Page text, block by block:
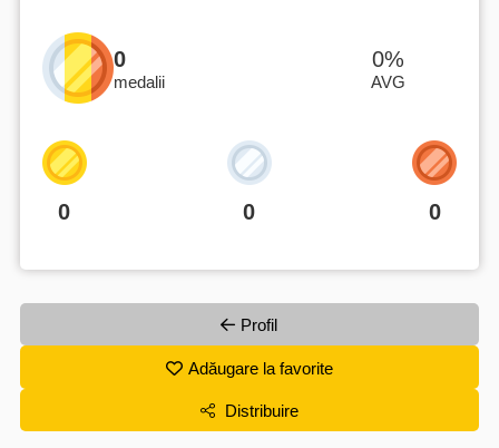
0
medalii
0%
AVG
0 0 0
Profil
Adăugare la favorite
Distribuire